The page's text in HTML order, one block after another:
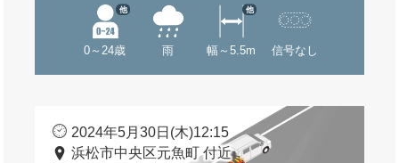
0～24歳
他
雨 幅～5.5m
他
信号なし
2024年5月30日(木)12:15
浜松市中央区元魚町 付近